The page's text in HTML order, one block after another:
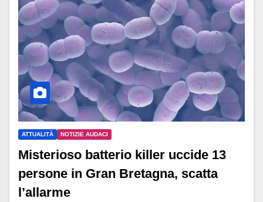
ATTUALITÀ NOTIZIE AUDACI
Misterioso batterio killer uccide 13
persone in Gran Bretagna, scatta
l’allarme